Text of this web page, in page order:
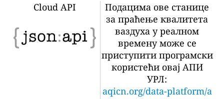
Cloud API
Подацима ове станице
за праћење квалитета
ваздуха у реалном
времену може се
приступити програмски
користећи овај АПИ
УРЛ:
aqicn.org/data-platform/a